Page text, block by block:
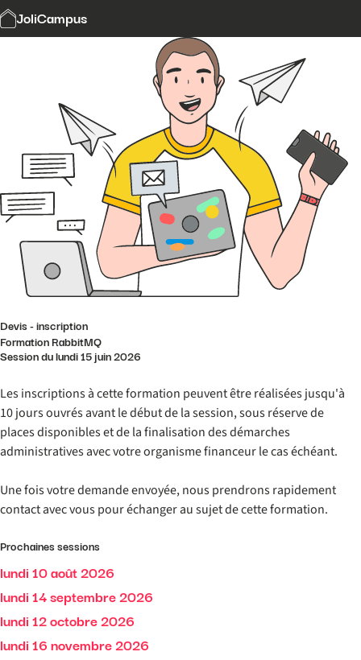
JoliCampus
Modalités et délais d'accès
Formation RabbitMQ
Devis - inscription
Session du lundi 15 juin 2026
Les inscriptions à cette formation peuvent être réalisées jusqu'à
10 jours ouvrés avant le début de la session, sous réserve de
places disponibles et de la finalisation des démarches
administratives avec votre organisme financeur le cas échéant.
Une fois votre demande envoyée, nous prendrons rapidement
contact avec vous pour échanger au sujet de cette formation.
Prochaines sessions
lundi 10 août 2026
lundi 14 septembre 2026
lundi 12 octobre 2026
lundi 16 novembre 2026